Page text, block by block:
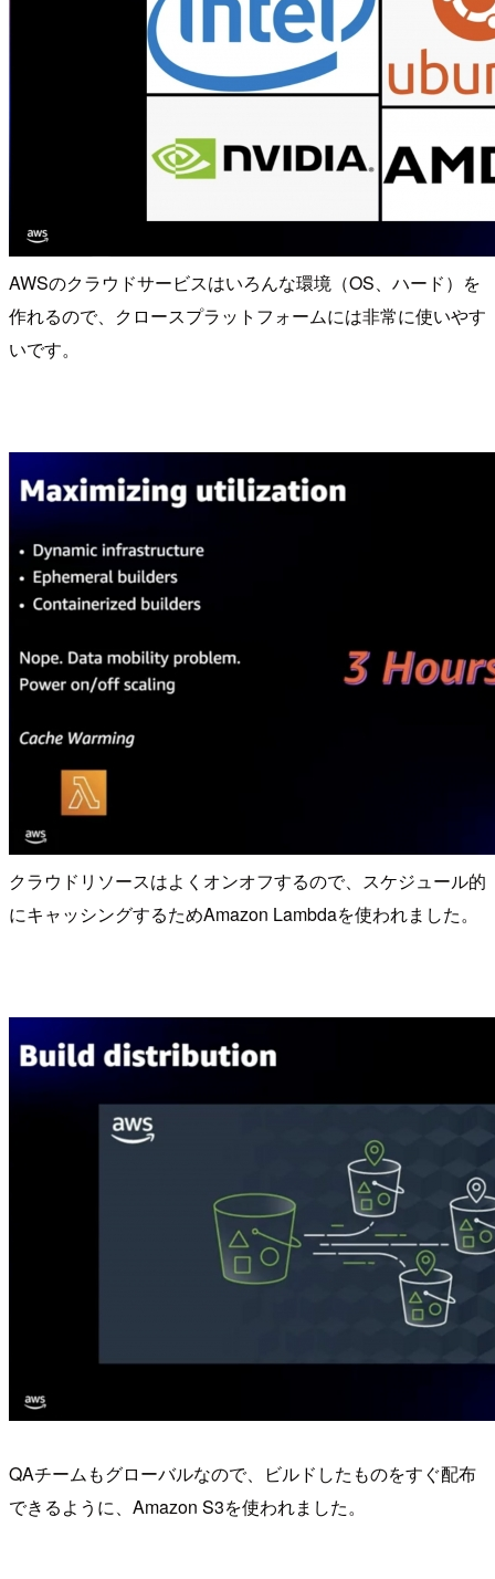
AWSのクラウドサービスはいろんな環境（OS、ハード）を
作れるので、クロースプラットフォームには非常に使いやす
いです。
クラウドリソースはよくオンオフするので、スケジュール的
にキャッシングするためAmazon Lambdaを使われました。
QAチームもグローバルなので、ビルドしたものをすぐ配布
できるように、Amazon S3を使われました。